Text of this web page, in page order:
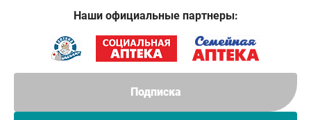
Подписка
Наши официальные партнеры: